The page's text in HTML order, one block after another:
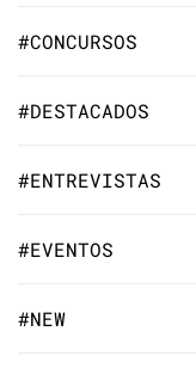
#CONCURSOS
#DESTACADOS
#ENTREVISTAS
#EVENTOS
#NEW